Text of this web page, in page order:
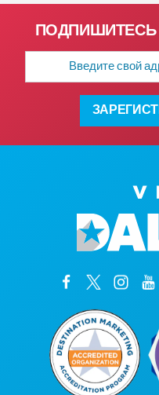
ПОДПИШИТЕСЬ
Адрес
электронной
почты